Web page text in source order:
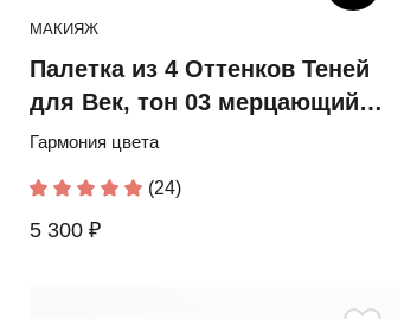
МАКИЯЖ
Палетка из 4 Оттенков Теней
для Век, тон 03 мерцающий
квартет
Гармония цвета
(24)
5 300 ₽